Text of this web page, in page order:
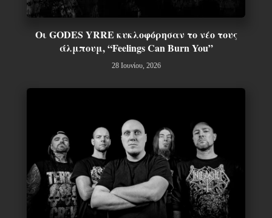
Οι GODES YRRE κυκλοφόρησαν το νέο τους
άλμπουμ, “Feelings Can Burn You”
28 Ιουνίου, 2026